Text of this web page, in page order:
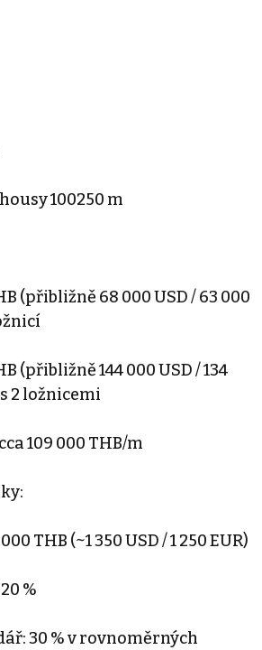
100250 m
(přibližně 68 000 USD / 63 000
(přibližně 144 000 USD / 134
2 ložnicemi
109 000 THB/m
THB (~1 350 USD / 1 250 EUR)
%
30 % v rovnoměrných